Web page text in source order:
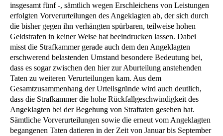
insgesamt fünf -, sämtlich wegen Erschleichens von Leistungen
erfolgten Vorverurteilungen des Angeklagten ab, der sich durch
die bisher gegen ihn verhängten spürbaren, teilweise hohen
Geldstrafen in keiner Weise hat beeindrucken lassen. Dabei
misst die Strafkammer gerade auch dem den Angeklagten
erschwerend belastenden Umstand besondere Bedeutung bei,
dass es sogar zwischen den hier zur Aburteilung anstehenden
Taten zu weiteren Verurteilungen kam. Aus dem
Gesamtzusammenhang der Urteilsgründe wird auch deutlich,
dass die Strafkammer die hohe Rückfallgeschwindigkeit des
Angeklagten bei der Begehung von Straftaten gesehen hat.
Sämtliche Vorverurteilungen sowie die erneut vom Angeklagten
begangenen Taten datieren in der Zeit von Januar bis September